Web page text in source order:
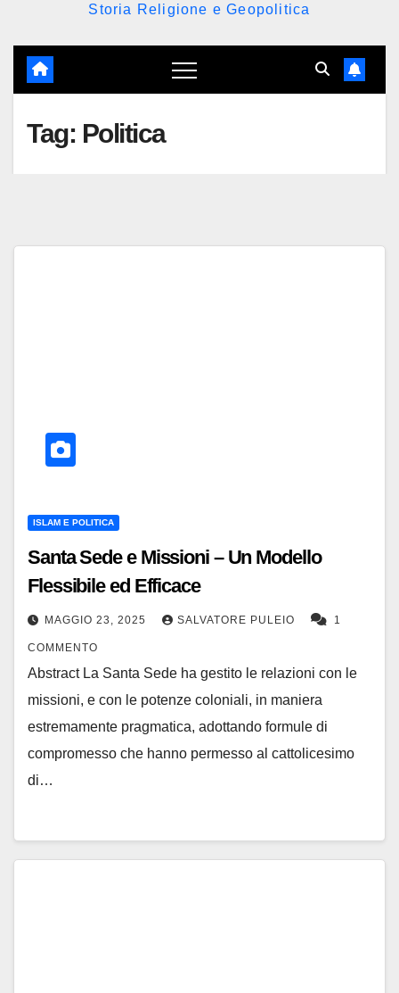
Storia Religione e Geopolitica
Tag: Politica
ISLAM E POLITICA
Santa Sede e Missioni – Un Modello
Flessibile ed Efficace
MAGGIO 23, 2025 SALVATORE PULEIO 1
COMMENTO
Abstract La Santa Sede ha gestito le relazioni con le
missioni, e con le potenze coloniali, in maniera
estremamente pragmatica, adottando formule di
compromesso che hanno permesso al cattolicesimo
di…